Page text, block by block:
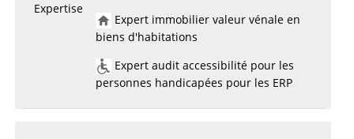
Expertise
Expert immobilier valeur vénale en
biens d'habitations
Expert audit accessibilité pour les
personnes handicapées pour les ERP